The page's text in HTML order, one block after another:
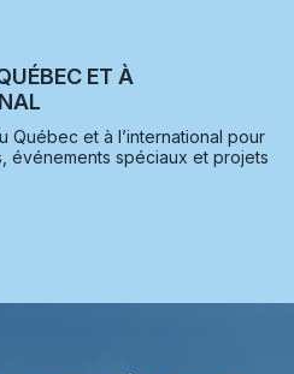
ET À
Québec et à l’international pour
événements spéciaux et projets